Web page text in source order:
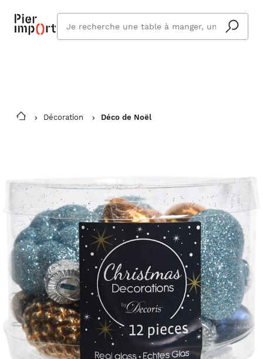
Vous êtes absent ? Pier Import s'adapte
et vous livre à votre retour.
En savoir plus
cherchez
vous ?
Décoration Déco de Noël